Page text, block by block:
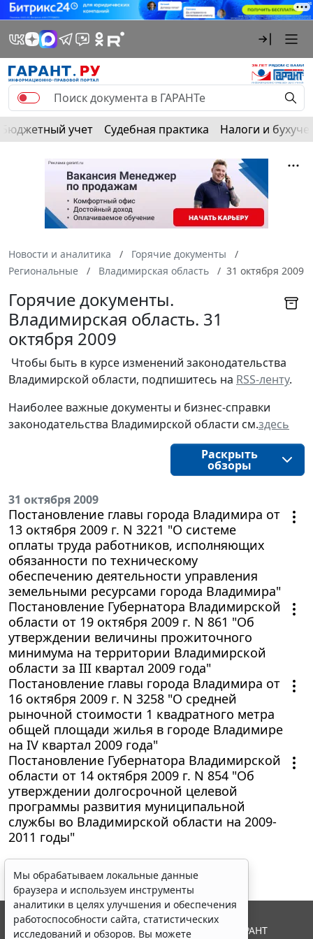
Бюджетный учет Судебная практика Налоги и
Новости и аналитика
Горячие документы
Региональные
Владимирская область 31 октября 2009
Горячие документы.
Владимирская область. 31
октября 2009
Чтобы быть в курсе изменений законодательства
Владимирской области, подпишитесь на RSS-ленту.
Наиболее важные документы и бизнес-справки
законодательства Владимирской области см.здесь
Раскрыть
обзоры
31 октября 2009
Постановление главы города Владимира от
13 октября 2009 г. N 3221 "О системе
оплаты труда работников, исполняющих
обязанности по техническому
обеспечению деятельности управления
земельными ресурсами города Владимира"
Постановление Губернатора Владимирской
области от 19 октября 2009 г. N 861 "Об
утверждении величины прожиточного
минимума на территории Владимирской
области за III квартал 2009 года"
Постановление главы города Владимира от
16 октября 2009 г. N 3258 "О средней
рыночной стоимости 1 квадратного метра
общей площади жилья в городе Владимире
на IV квартал 2009 года"
Постановление Губернатора Владимирской
области от 14 октября 2009 г. N 854 "Об
утверждении долгосрочной целевой
программы развития муниципальной
службы во Владимирской области на 2009-
2011 годы"
Мы обрабатываем локальные данные
браузера и используем инструменты
аналитики в целях улучшения и обеспечения
работоспособности сайта, статистических
исследований и обзоров. Вы можете
© ООО "НПП "ГАРАНТ-СЕРВИС", 2026. Система ГАРАНТ